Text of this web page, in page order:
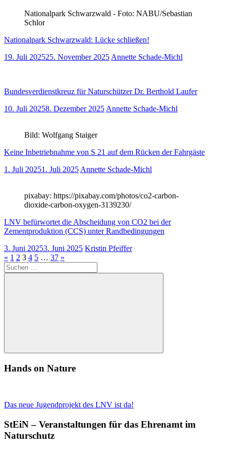
Nationalpark Schwarzwald - Foto: NABU/Sebastian
Schlor
Nationalpark Schwarzwald: Lücke schließen!
19. Juli 202525. November 2025 Annette Schade-Michl
Bundesverdienstkreuz für Naturschützer Dr. Berthold Laufer
10. Juli 20258. Dezember 2025 Annette Schade-Michl
Bild: Wolfgang Staiger
Keine Inbetriebnahme von S 21 auf dem Rücken der Fahrgäste
1. Juli 20251. Juli 2025 Annette Schade-Michl
pixabay: https://pixabay.com/photos/co2-carbon-
dioxide-carbon-oxygen-3139230/
LNV befürwortet die Abscheidung von CO2 bei der
Zementproduktion (CCS) unter Randbedingungen
3. Juni 20253. Juni 2025 Kristin Pfeiffer
Seitennummerierung
der
« Vorherige
Beiträge
1 2 3 4 5 … 37 Nächste
»
Suchen
nach:
Suchen
Hands on Nature
Das neue Jugendprojekt des LNV ist da!
StEiN – Veranstaltungen für das Ehrenamt im
Naturschutz